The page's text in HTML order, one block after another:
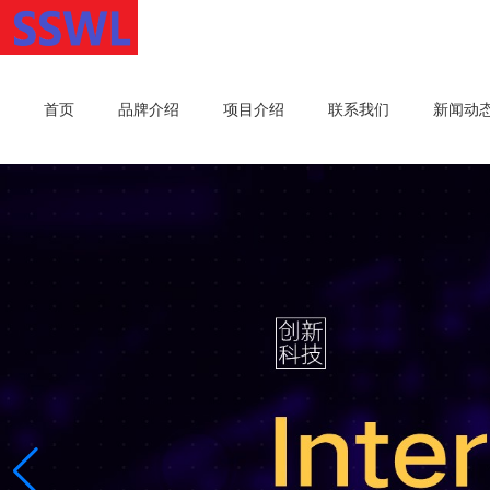
首页 品牌介绍 项目介绍 联系我们 新闻动